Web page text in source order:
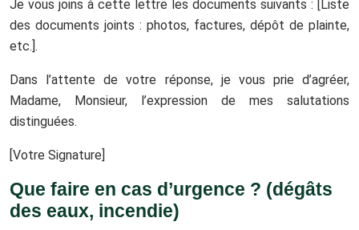
Je vous joins à cette lettre les documents suivants : [Liste
des documents joints : photos, factures, dépôt de plainte,
etc.].
Dans l’attente de votre réponse, je vous prie d’agréer,
Madame, Monsieur, l’expression de mes salutations
distinguées.
[Votre Signature]
Que faire en cas d’urgence ? (dégâts
des eaux, incendie)